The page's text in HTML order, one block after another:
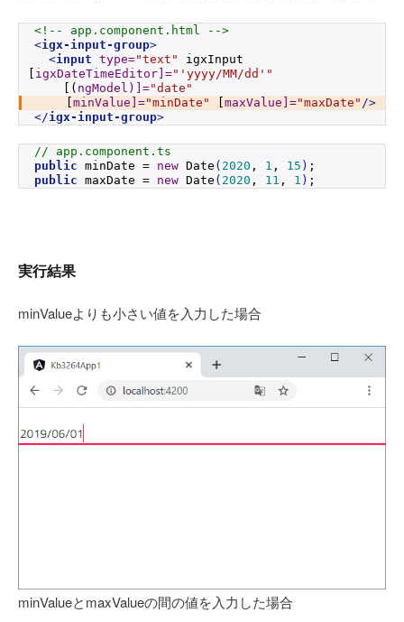
<!-- app.component.html -->
<igx-input-group>
<input type="text"
igxInput
[ igxDateTimeEditor] ="'yyyy/MM/dd'"
    [(
ngModel)] ="date"
    [
minValue] ="minDate" [maxValue] ="maxDate" />
</igx-input-group>
// app.component.ts
public minDate = new Date ( 2020 , 1 , 15 ) ;
public maxDate = new Date ( 2020 , 11 , 1 ) ;
実行結果
minValueよりも小さい値を入力した場合
minValueとmaxValueの間の値を入力した場合